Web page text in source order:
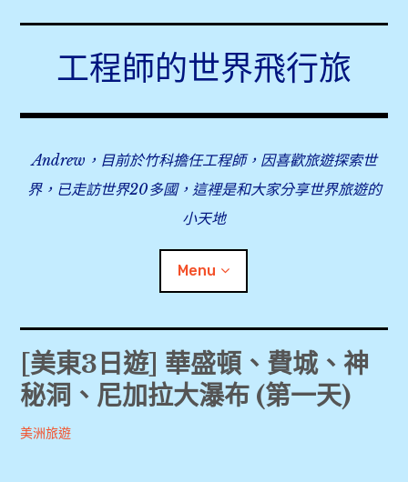
content工程師的世界飛行旅
Andrew，目前於竹科擔任工程師，因喜歡旅遊探索世
界，已走訪世界20多國，這裡是和大家分享世界旅遊的
小天地
Menu
旅行事前準備 child
menu
飛行紀錄
美洲旅遊
[美東3日遊] 華盛頓、費城、神
秘洞、尼加拉大瀑布 (第一天)
Andrew
2018-
美洲旅遊